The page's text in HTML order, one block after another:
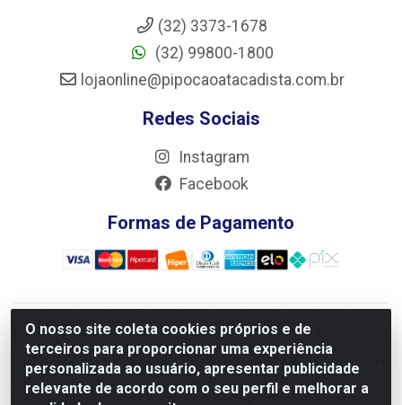
O nosso site coleta cookies próprios e de
terceiros para proporcionar uma experiência
personalizada ao usuário, apresentar publicidade
relevante de acordo com o seu perfil e melhorar a
(32) 3373-1678
(32) 99800-1800
lojaonline@pipocaoatacadista.com.br
Redes Sociais
Instagram
Facebook
Formas de Pagamento
JRS Distribuição e Logística LTDA - Rua Antônio do
Sacramento Torga 70, Vila Nossa Senhora de Fatima - São
João Del Rei/MG - CEP 36305-334 - CNPJ 66.194.085/0001-
02